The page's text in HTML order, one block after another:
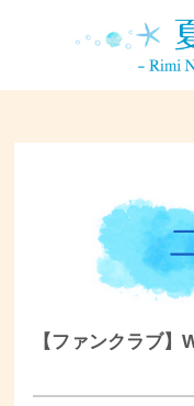
【ファンクラブ】